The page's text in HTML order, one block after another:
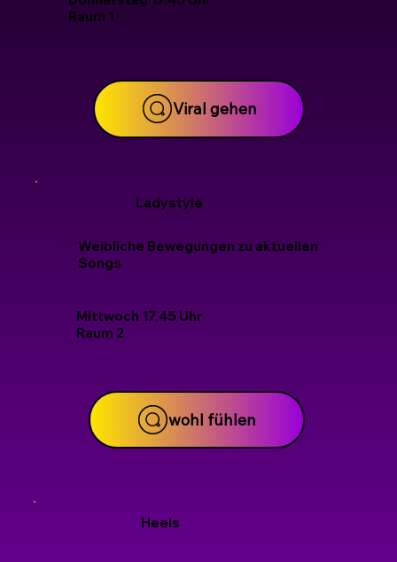
Raum 1
Viral gehen
Ladystyle
Mittwoch 17.45 Uhr
Raum 2
Weibliche Bewegungen zu aktuellen
Songs
wohl fühlen
Heels